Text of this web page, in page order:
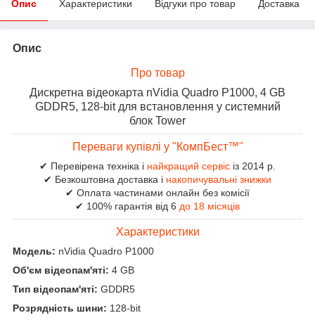
Опис Характеристики Відгуки про товар Доставка
Опис
Про товар
Дискретна відеокарта nVidia Quadro P1000, 4 GB
GDDR5, 128-bit для встановлення у системний
блок Tower
Переваги купівлі у "КомпБест™"
✔ Перевірена техніка і найкращий сервіс із 2014 р.
✔ Безкоштовна доставка і накопичувальні знижки
✔ Оплата частинами онлайн без комісії
✔ 100% гарантія від 6 до 18 місяців
Характеристики
Модель: nVidia Quadro P1000
Об'єм відеопам'яті: 4 GB
Тип відеопам'яті: GDDR5
Розрядність шини: 128-bit